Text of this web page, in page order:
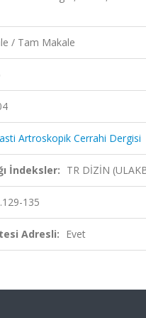
/ Tam Makale
Artroskopik Cerrahi Dergisi
İndeksler: TR DİZİN
135
Adresli: Evet